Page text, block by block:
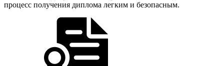
процесс получения диплома легким и безопасным.